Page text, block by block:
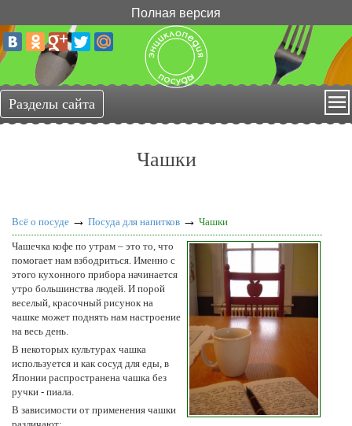
Полная версия
Чашки
Всё о посуде → Посуда для напитков → Чашки
Чашечка кофе по утрам – это то, что
помогает нам взбодриться. Именно с
этого кухонного прибора начинается
утро большинства людей. И порой
веселый, красочный рисунок на
чашке может поднять нам настроение
на весь день.
В некоторых культурах чашка
используется и как сосуд для еды, в
Японии распространена чашка без
ручки - пиала.
В зависимости от применения чашки